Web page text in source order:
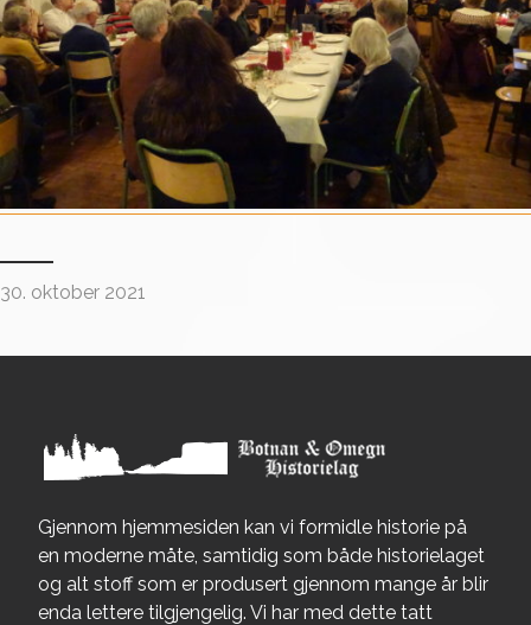
30. oktober 2021
Gjennom hjemmesiden kan vi formidle historie på
en moderne måte, samtidig som både historielaget
og alt stoff som er produsert gjennom mange år blir
enda lettere tilgjengelig. Vi har med dette tatt